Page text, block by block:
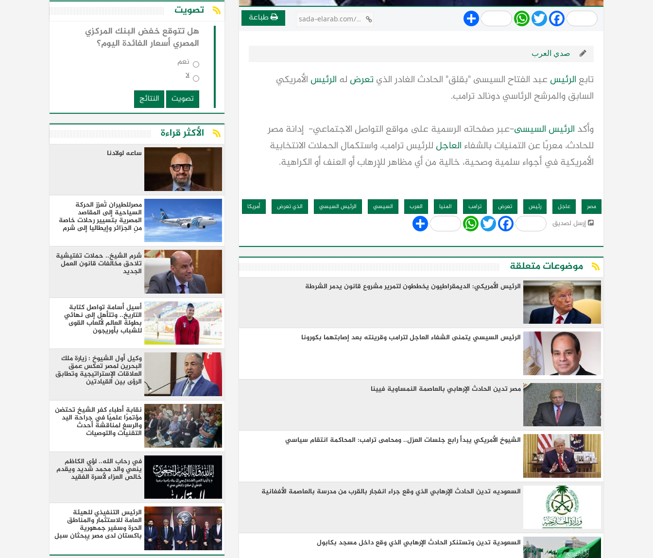
Share WhatsApp
TwitterFacebook طباعة sada-elarab.com/731405
صدي العرب
تابعالرئيس عبد الفتاح السيسى "بقلق" الحادث الغادر الذي تعرض له الرئيس الأمريكي
السابق والمرشح الرئاسي دونالد ترامب.
وأكد الرئيس السيسى-عبر صفحاته الرسمية على مواقع التواصل الاجتماعي- إدانة مصر
للحادث، معربًا عن التمنيات بالشفاءالعاجل للرئيس ترامب، واستكمال الحملات الانتخابية
الأمريكية في أجواء سلمية وصحية، خالية من أي مظاهر للإرهاب أو العنف أو الكراهية.
مصر عاجل رئيس تعرض ترامب المنيا العرب السيسي الرئيس السيسي الذي تعرض أمريكا
إرسل لصديق Share WhatsApp
Twitter Facebook
موضوعات متعلقة
الرئيس الأمريكي: الديمقراطيون يخططون لتمرير مشروع قانون يدمر الشرطة
الرئيس السيسي يتمنى الشفاء العاجل لترامب وقرينته بعد إصابتهما بكورونا
مصر تدين الحادث الإرهابي بالعاصمة النمساوية فيينا
الشيوخ الأمريكي يبدأ رابع جلسات العزل.. ومحامى ترامب: المحاكمة انتقام سياسي
السعوديه تدين الحادث الإرهابي الذي وقع جراء انفجار بالقرب من مدرسة بالعاصمة الأفغانية
السعودية تدين وتستنكر الحادث الإرهابي الذي وقع داخل مسجد بكابول
تصويت
هل تتوقع خفض البنك المركزي
المصري أسعار الفائدة اليوم؟
نعم
لا
تصويت
النتائج
الأكثر قراءة
ساعه لولادنا
مصرللطيران تُعزز الحركة
السياحية إلى المقاصد
المصرية بتسيير رحلات خاصة
من الجزائر وإيطاليا إلى شرم
الشيخ والغردقة
شرم الشيخ.. حملات تفتيشية
تلاحق مخالفات قانون العمل
الجديد
أسيل أسامة تواصل كتابة
التاريخ.. وتتأهل إلى نهائي
بطولة العالم لألعاب القوى
للشباب بأوريجون
وكيل أول الشيوخ : زيارة ملك
البحرين لمصر تعكس عمق
العلاقات الإستراتيجية وتطابق
الرؤى بين القيادتين
نقابة أطباء كفر الشيخ تحتضن
مؤتمرًا علميًا في جراحة اليد
والرسغ لمناقشة أحدث
التقنيات والتوصيات
في رحاب الله.. لؤي الكاظم
ينعي والد محمد شديد ويقدم
خالص العزاء لأسرة الفقيد
الرئيس التنفيذي للهيئة
العامة للاستثمار والمناطق
الحرة وسفير جمهورية
باكستان لدى مصر يبحثان سبل
تعزيز التعاون الاستثماري بين
البلدين